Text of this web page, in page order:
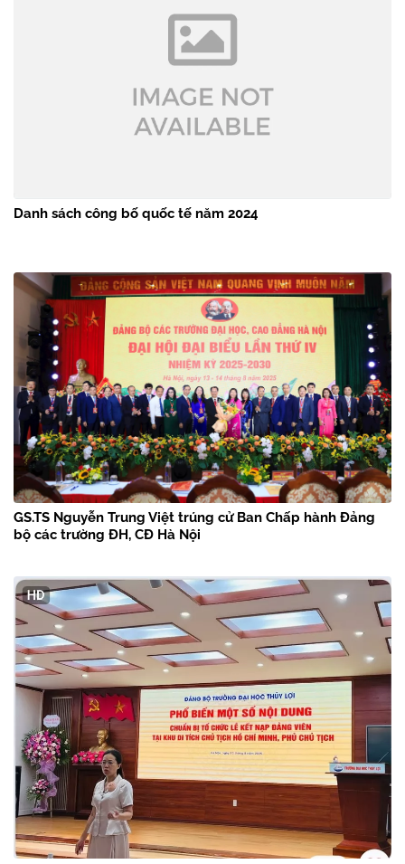
Danh sách công bố quốc tế năm 2024
GS.TS Nguyễn Trung Việt trúng cử Ban Chấp hành Đảng
bộ các trường ĐH, CĐ Hà Nội